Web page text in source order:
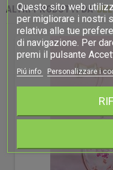
ALTRI PRODOTTI DA
Questo sito web
per migliorare i nostri
relativa alle tue
di navigazione. Per
premi il pulsante
Piú info Personalizzare i